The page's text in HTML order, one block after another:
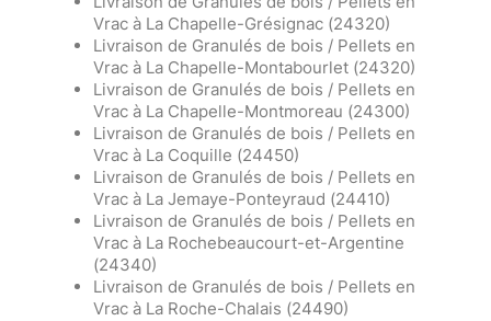
Vrac à La Chapelle-Grésignac (24320)
Livraison de Granulés de bois / Pellets en
Vrac à La Chapelle-Montabourlet (24320)
Livraison de Granulés de bois / Pellets en
Vrac à La Chapelle-Montmoreau (24300)
Livraison de Granulés de bois / Pellets en
Vrac à La Coquille (24450)
Livraison de Granulés de bois / Pellets en
Vrac à La Jemaye-Ponteyraud (24410)
Livraison de Granulés de bois / Pellets en
Vrac à La Rochebeaucourt-et-Argentine
(24340)
Livraison de Granulés de bois / Pellets en
Vrac à La Roche-Chalais (24490)